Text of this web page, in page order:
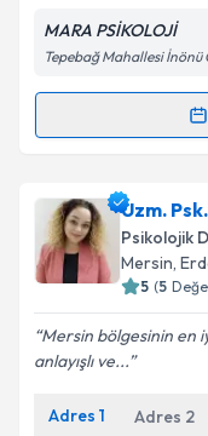
MARA PSİKOLOJİ
Tepebağ Mahallesi İnönü
Randevu
Psk. Dan.
oluşturun. Size
takvim
Kişisel
Uzm.
Psikolojik
Mersin,
5 (5
Mersin bölgesinin en
anlayışlı ve...
Adres 1 Adres 2